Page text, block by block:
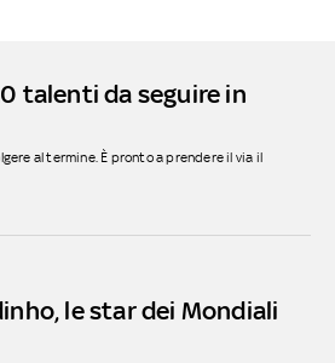
talenti da seguire in
al termine. È pronto a prendere il via il
le star dei Mondiali